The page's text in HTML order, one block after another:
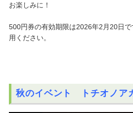
お楽しみに！
500円券の有効期限は2026年2月20日で
用ください。
秋のイベント トチオノア